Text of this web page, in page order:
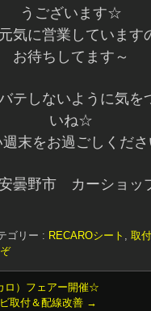
うございます☆
気に営業しています
お待ちしてます～
テしないように気を
いね☆
末をお過ごしくださ
曇野市 カーショッ
ゴリー : RECAROシート , 取付
ロ）フェアー開催☆
取付＆配線改善 →